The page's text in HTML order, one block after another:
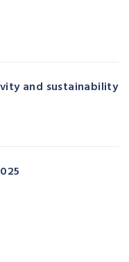
and sustainability